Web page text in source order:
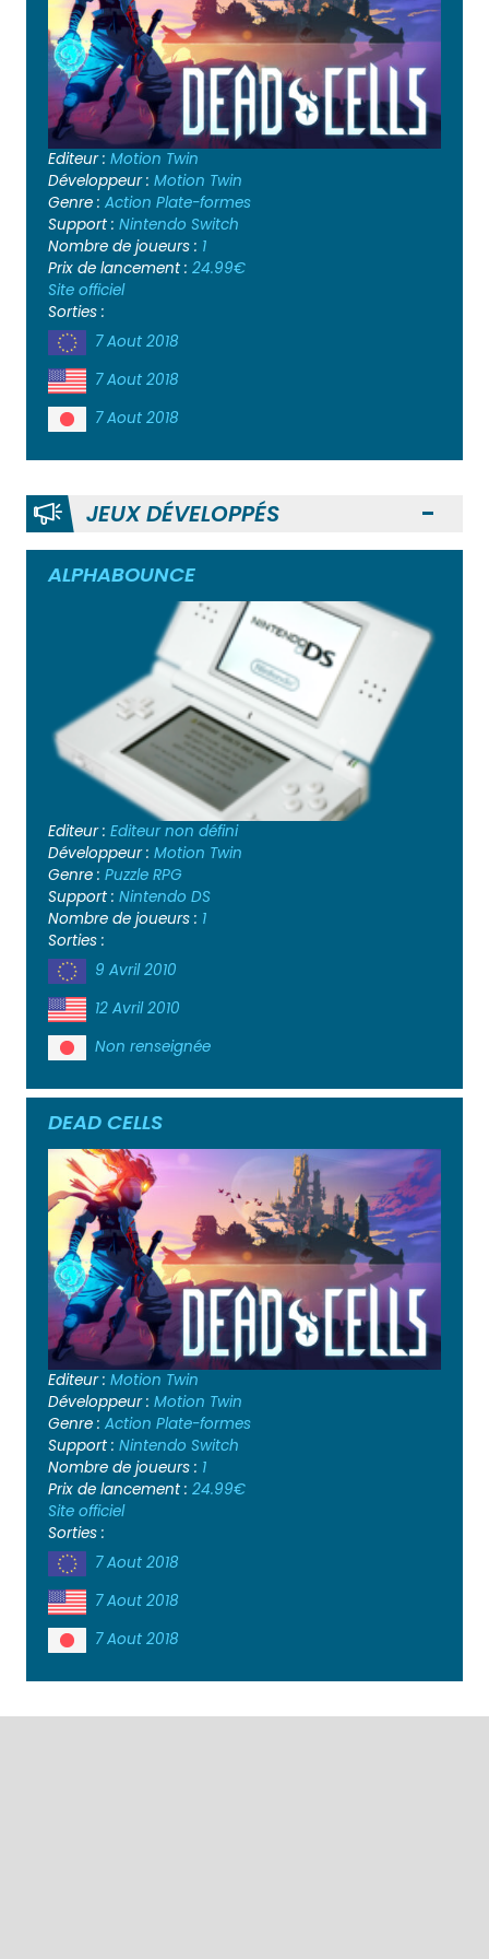
Editeur : Motion Twin
Développeur : Motion Twin
Genre : Action Plate-formes
Support : Nintendo Switch
Nombre de joueurs : 1
Prix de lancement : 24.99€
Site officiel
Sorties :
7 Aout 2018
7 Aout 2018
7 Aout 2018
JEUX DÉVELOPPÉS
ALPHABOUNCE
Editeur : Editeur non défini
Développeur : Motion Twin
Genre : Puzzle RPG
Support : Nintendo DS
Nombre de joueurs : 1
Sorties :
9 Avril 2010
12 Avril 2010
Non renseignée
DEAD CELLS
Editeur : Motion Twin
Développeur : Motion Twin
Genre : Action Plate-formes
Support : Nintendo Switch
Nombre de joueurs : 1
Prix de lancement : 24.99€
Site officiel
Sorties :
7 Aout 2018
7 Aout 2018
7 Aout 2018